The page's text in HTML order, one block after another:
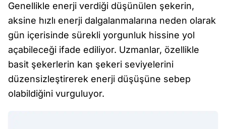
Genellikle enerji verdiği düşünülen şekerin,
aksine hızlı enerji dalgalanmalarına neden olarak
gün içerisinde sürekli yorgunluk hissine yol
açabileceği ifade ediliyor. Uzmanlar, özellikle
basit şekerlerin kan şekeri seviyelerini
düzensizleştirerek enerji düşüşüne sebep
olabildiğini vurguluyor.